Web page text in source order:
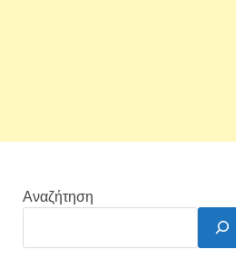
Αναζήτηση